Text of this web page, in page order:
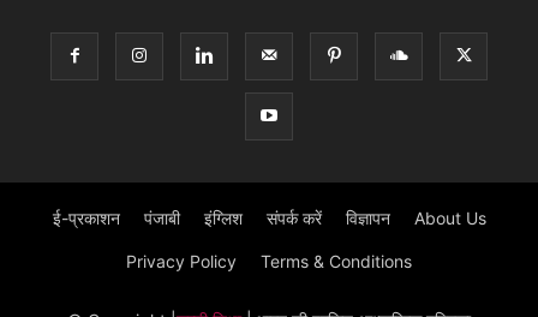
ई-प्रकाशन पंजाबी इंग्लिश संपर्क करें विज्ञापन About Us
Privacy Policy Terms & Conditions